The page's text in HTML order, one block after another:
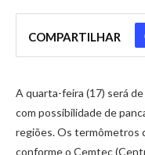
COMPARTILHAR
A quarta-feira (17) será
com possibilidade de
regiões. Os termômetros
conforme o Cemtec